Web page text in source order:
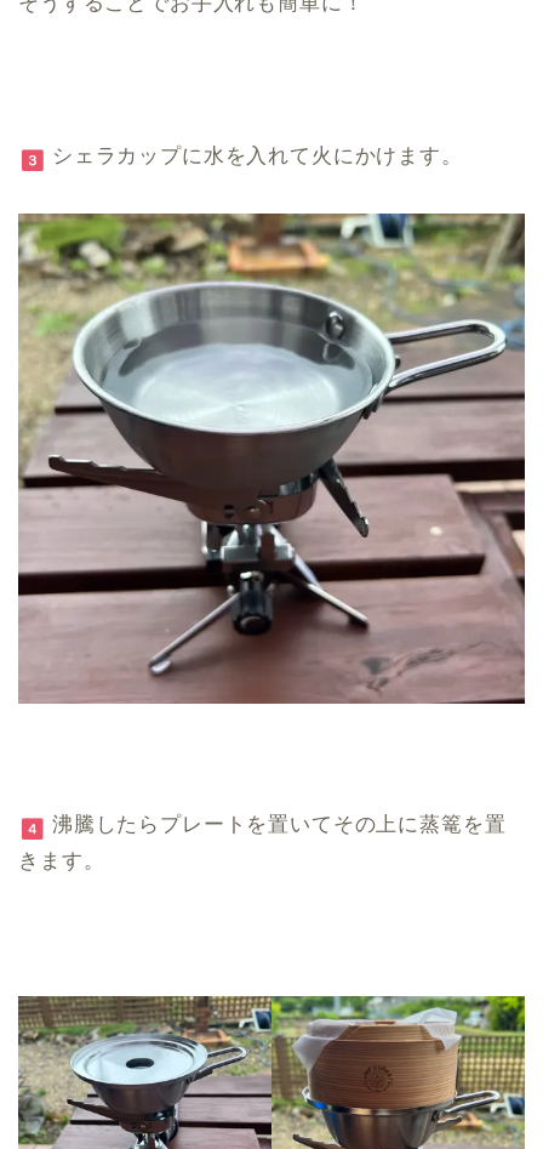
シェラカップに水を入れて火にかけます。
沸騰したらプレートを置いてその上に蒸篭を置
きます。